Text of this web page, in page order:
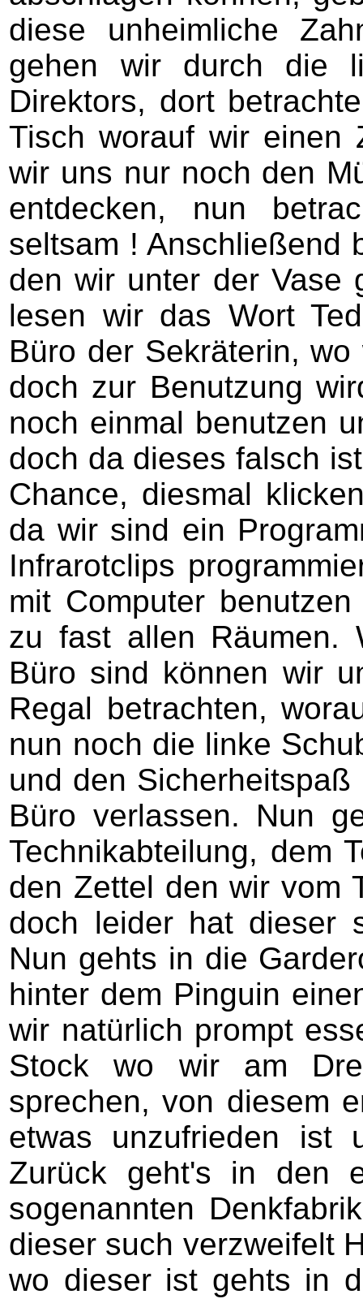
diese unheimliche
gehen wir durch die
Direktors, dort
Tisch worauf wir einen
wir uns nur noch den
entdecken, nun
seltsam ! Anschließend
den wir unter der Vase
lesen wir das Wort
Büro der Sekräterin,
doch zur Benutzung
noch einmal benutzen
doch da dieses falsch
Chance, diesmal
da wir sind ein
Infrarotclips
mit Computer
zu fast allen Räumen.
Büro sind können wir
Regal betrachten,
nun noch die linke
und den
Büro verlassen. Nun
Technikabteilung, dem
den Zettel den wir vom
doch leider hat dieser
Nun gehts in die
hinter dem Pinguin
wir natürlich prompt
Stock wo wir am
sprechen, von diesem
etwas unzufrieden ist
Zurück geht's in den
sogenannten
dieser such verzweifelt
wo dieser ist gehts in